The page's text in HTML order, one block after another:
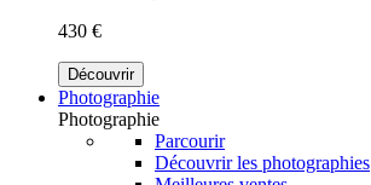
430 €
Découvrir
Photographie
Photographie
Parcourir
Découvrir les photographies